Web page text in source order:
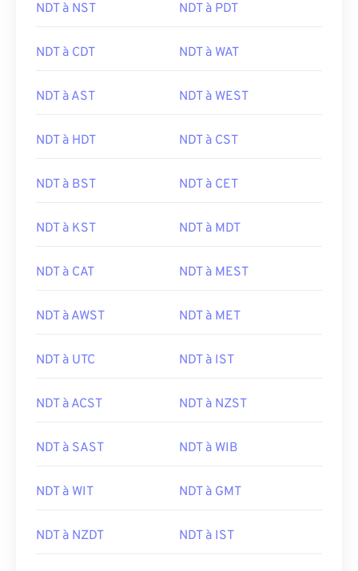
NDT à NST NDT à PDT
NDT à CDT NDT à WAT
NDT à AST NDT à WEST
NDT à HDT NDT à CST
NDT à BST NDT à CET
NDT à KST NDT à MDT
NDT à CAT NDT à MEST
NDT à AWST NDT à MET
NDT à UTC NDT à IST
NDT à ACST NDT à NZST
NDT à SAST NDT à WIB
NDT à WIT NDT à GMT
NDT à NZDT NDT à IST